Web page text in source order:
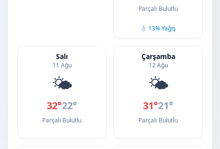
Parçalı Bulutlu
💧 13% Yağış
Salı
11 Ağu
🌤️
32°22°
Parçalı Bulutlu
Çarşamba
12 Ağu
🌤️
31°21°
Parçalı Bulutlu